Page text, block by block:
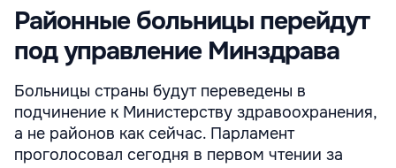
Районные больницы перейдут
под управление Минздрава
Больницы страны будут переведены в
подчинение к Министерству здравоохранения,
а не районов как сейчас. Парламент
проголосовал сегодня в первом чтении за